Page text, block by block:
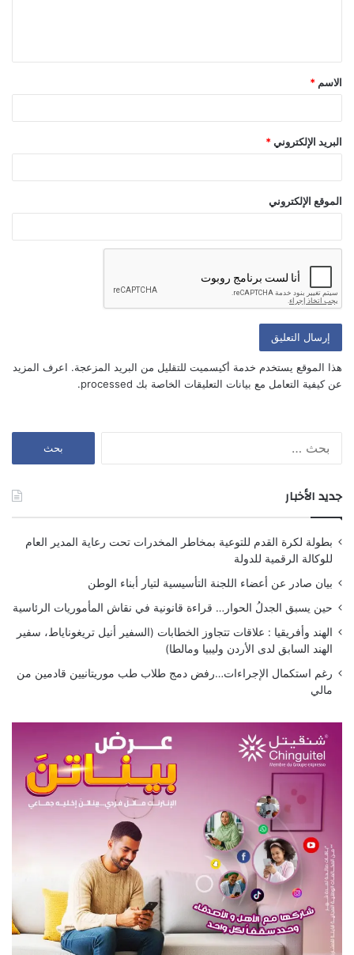
ق
*
الاسم *
البريد الإلكتروني *
الموقع الإلكتروني
أعلمني بالمواضيع الجديدة بواسطة البريد الإلكتروني.
هذا الموقع يستخدم خدمة أكيسميت للتقليل من البريد المزعجة. اعرف المزيد
عن كيفية التعامل مع بيانات التعليقات الخاصة بك processed
.
جديد الأخبار
بطولة لكرة القدم للتوعية بمخاطر المخدرات تحت رعاية المدير العام
للوكالة الرقمية للدولة
بيان صادر عن أعضاء اللجنة التأسيسية لتيار أبناء الوطن
حين يسبق الجدلُ الحوار… قراءة قانونية في نقاش المأموريات الرئاسية
الهند وأفريقيا : علاقات تتجاوز الخطابات (السفير أنيل تريغوناياط، سفير
الهند السابق لدى الأردن وليبيا ومالطا)
رغم استكمال الإجراءات…رفض دمج طلاب طب موريتانيين قادمين من
مالي